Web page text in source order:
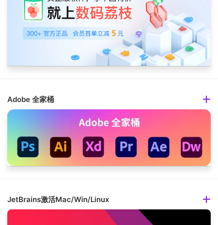
Adobe 全家桶
JetBrains激活Mac/Win/Linux